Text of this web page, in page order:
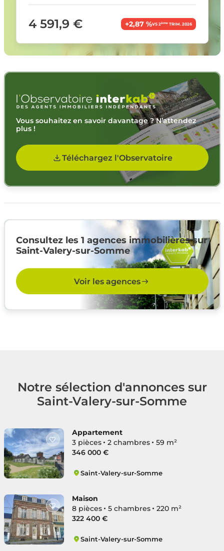
4 591,9 € +2,87 %VS 2èmeTRIM. 2026
Vous souhaitez en savoir davantage ? N’attendez
plus !
Téléchargez l'Observatoire
Consultez les 1 agences immobilières sur
Saint-Valery-sur-Somme
Voir les agences
Notre sélection d'annonces sur
Saint-Valery-sur-Somme
Appartement
3 pièces
2 chambres
59 m²
346 000 €
Saint-Valery-sur-Somme
Maison
8 pièces
5 chambres
220 m²
322 400 €
Saint-Valery-sur-Somme